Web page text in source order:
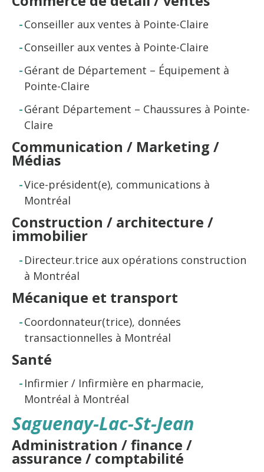
Conseiller aux ventes à Pointe-Claire
Conseiller aux ventes à Pointe-Claire
Gérant de Département – Équipement à
Pointe-Claire
Gérant Département – Chaussures à Pointe-
Claire
Communication / Marketing /
Médias
Vice-président(e), communications à
Montréal
Construction / architecture /
immobilier
Directeur.trice aux opérations construction
à Montréal
Mécanique et transport
Coordonnateur(trice), données
transactionnelles à Montréal
Santé
Infirmier / Infirmière en pharmacie,
Montréal à Montréal
Saguenay-Lac-St-Jean
Administration / finance /
assurance / comptabilité